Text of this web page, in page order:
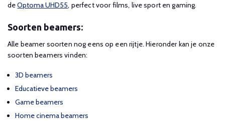
deOptoma UHD55, perfect voor films, live sport en gaming.
Soorten beamers:
Alle beamer soorten nog eens op een rijtje. Hieronder kan je onze
soorten beamers vinden:
3D beamers
Educatieve beamers
Game beamers
Home cinema beamers